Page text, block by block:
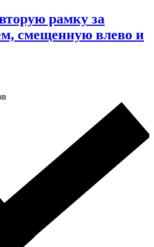
рамку за
смещенную влево и